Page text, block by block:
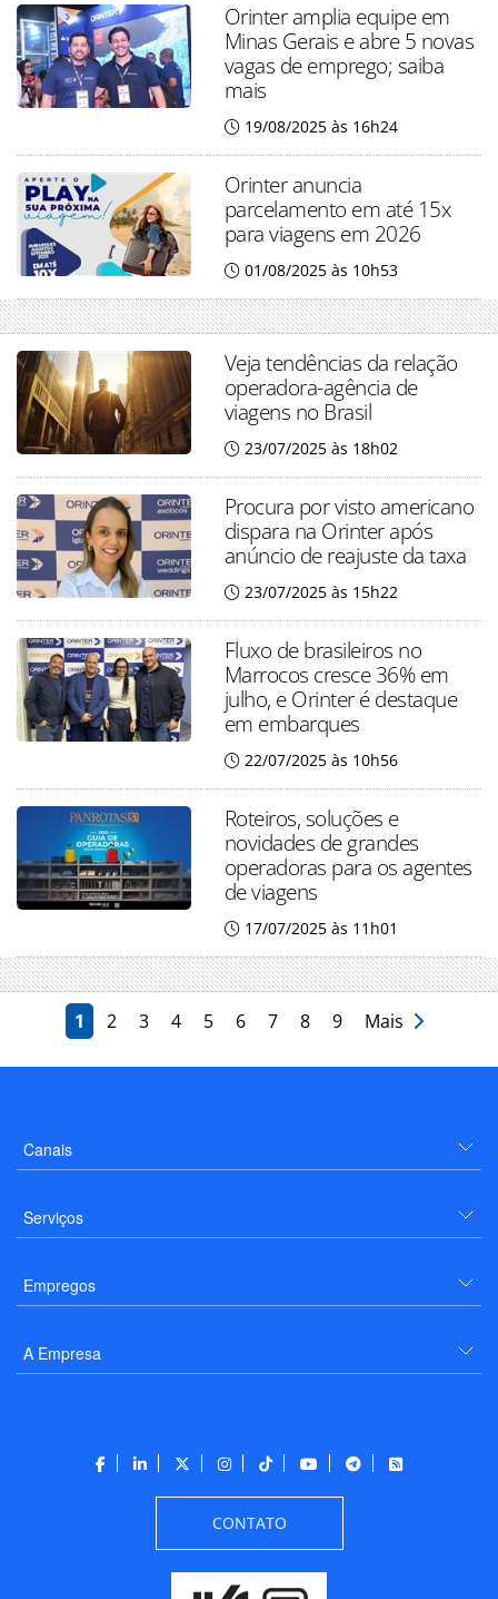
Orinter amplia equipe em
Minas Gerais e abre 5 novas
vagas de emprego; saiba
mais
19/08/2025 às 16h24
Orinter anuncia
parcelamento em até 15x
para viagens em 2026
01/08/2025 às 10h53
Veja tendências da relação
operadora-agência de
viagens no Brasil
23/07/2025 às 18h02
Procura por visto americano
dispara na Orinter após
anúncio de reajuste da taxa
23/07/2025 às 15h22
Fluxo de brasileiros no
Marrocos cresce 36% em
julho, e Orinter é destaque
em embarques
22/07/2025 às 10h56
Roteiros, soluções e
novidades de grandes
operadoras para os agentes
de viagens
17/07/2025 às 11h01
1 2 3 4 5 6 7 8 9 Mais
Canais
Serviços
Empregos
A Empresa
CONTATO